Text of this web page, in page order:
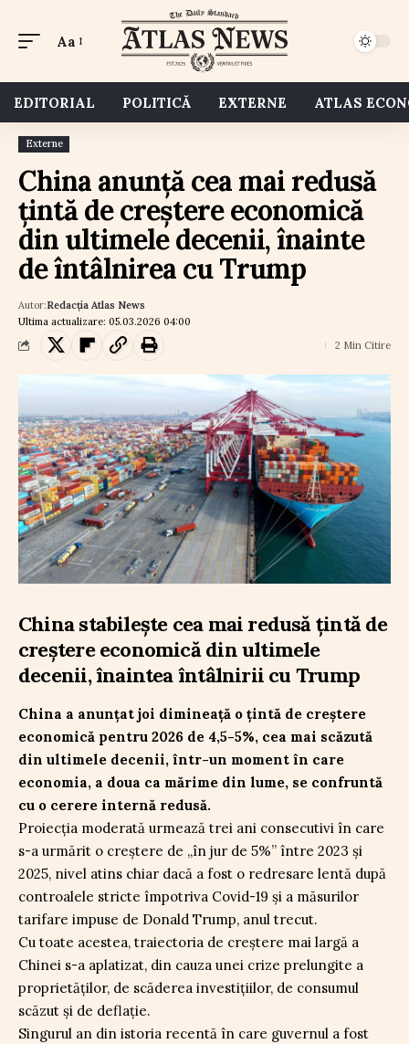
Aa
EDITORIAL POLITICĂ EXTERNE ATLAS
Externe
China anunță cea mai redusă
țintă de creștere economică
din ultimele decenii, înainte
de întâlnirea cu Trump
Ultima actualizare: 05.03.2026 04:00
Autor:Redacția Atlas News
2 Min Citire
China stabilește cea mai redusă țintă de
creștere economică din ultimele
decenii, înaintea întâlnirii cu Trump
China a anunțat joi dimineață o țintă de creștere
economică pentru 2026 de 4,5-5%, cea mai scăzută
din ultimele decenii, într-un moment în care
economia, a doua ca mărime din lume, se confruntă
cu o cerere internă redusă.
Proiecția moderată urmează trei ani consecutivi în care
s-a urmărit o creștere de „în jur de 5%” între 2023 și
2025, nivel atins chiar dacă a fost o redresare lentă după
controalele stricte împotriva Covid-19 și a măsurilor
tarifare impuse de Donald Trump, anul trecut.
Cu toate acestea, traiectoria de creștere mai largă a
Chinei s-a aplatizat, din cauza unei crize prelungite a
proprietăților, de scăderea investițiilor, de consumul
scăzut și de deflație.
Singurul an din istoria recentă în care guvernul a fost